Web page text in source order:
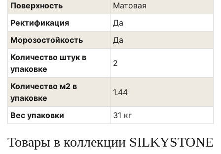
Поверхность
Матовая
Ректификация
Да
Морозостойкость
Да
Количество штук в
упаковке
2
Количество м2 в
упаковке
1.44
Вес упаковки 31 кг
Товары в коллекции SILKYSTONE